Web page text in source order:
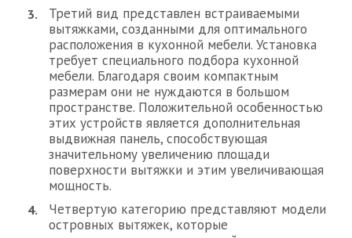
Третий вид представлен встраиваемыми
вытяжками, созданными для оптимального
расположения в кухонной мебели. Установка
требует специального подбора кухонной
мебели. Благодаря своим компактным
размерам они не нуждаются в большом
пространстве. Положительной особенностью
этих устройств является дополнительная
выдвижная панель, способствующая
значительному увеличению площади
поверхности вытяжки и этим увеличивающая
мощность.
Четвертую категорию представляют модели
островных вытяжек, которые